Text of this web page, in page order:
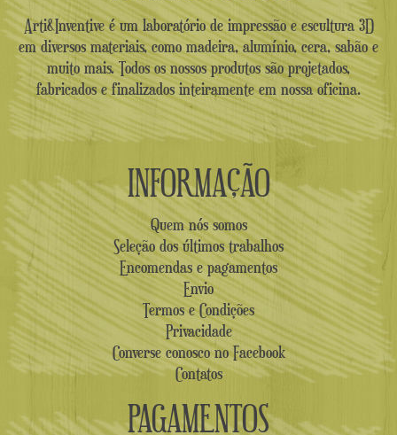
Arti&Inventive é um laboratório de impressão e escultura 3D
em diversos materiais, como madeira, alumínio, cera, sabão e
muito mais. Todos os nossos produtos são projetados,
fabricados e finalizados inteiramente em nossa oficina.
INFORMAÇÃO
Quem nós somos
Seleção dos últimos trabalhos
Encomendas e pagamentos
Envio
Termos e Condições
Privacidade
Converse conosco no Facebook
Contatos
PAGAMENTOS